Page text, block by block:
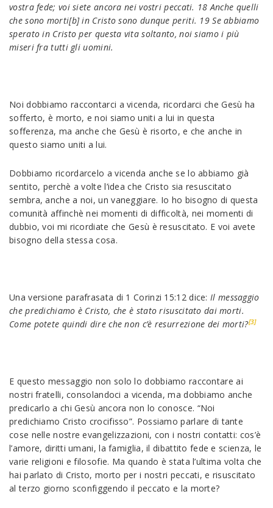
vostra fede; voi siete ancora nei vostri peccati. 18 Anche quelli
che sono morti[b] in Cristo sono dunque periti. 19 Se abbiamo
sperato in Cristo per questa vita soltanto, noi siamo i più
miseri fra tutti gli uomini.
Noi dobbiamo raccontarci a vicenda, ricordarci che Gesù ha
sofferto, è morto, e noi siamo uniti a lui in questa
sofferenza, ma anche che Gesù è risorto, e che anche in
questo siamo uniti a lui.
Dobbiamo ricordarcelo a vicenda anche se lo abbiamo già
sentito, perchè a volte l’idea che Cristo sia resuscitato
sembra, anche a noi, un vaneggiare. Io ho bisogno di questa
comunità affinchè nei momenti di difficoltà, nei momenti di
dubbio, voi mi ricordiate che Gesù è resuscitato. E voi avete
bisogno della stessa cosa.
Una versione parafrasata di 1 Corinzi 15:12 dice: Il messaggio
che predichiamo è Cristo, che è stato risuscitato dai morti.
Come potete quindi dire che non c’è resurrezione dei morti?[3]
E questo messaggio non solo lo dobbiamo raccontare ai
nostri fratelli, consolandoci a vicenda, ma dobbiamo anche
predicarlo a chi Gesù ancora non lo conosce. “Noi
predichiamo Cristo crocifisso”. Possiamo parlare di tante
cose nelle nostre evangelizzazioni, con i nostri contatti: cos’è
l’amore, diritti umani, la famiglia, il dibattito fede e scienza, le
varie religioni e filosofie. Ma quando è stata l’ultima volta che
hai parlato di Cristo, morto per i nostri peccati, e risuscitato
al terzo giorno sconfiggendo il peccato e la morte?